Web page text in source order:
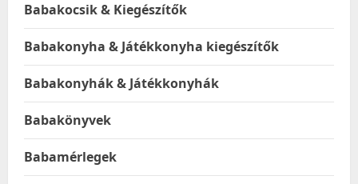
Babakocsik & Kiegészítők
Babakonyha & Játékkonyha kiegészítők
Babakonyhák & Játékkonyhák
Babakönyvek
Babamérlegek